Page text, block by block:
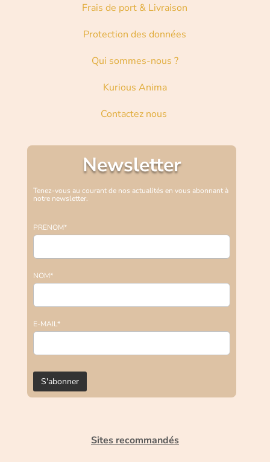
Frais de port & Livraison
Protection des données
Qui sommes-nous ?
Kurious Anima
Contactez nous
Newsletter
Tenez-vous au courant de nos actualités en vous abonnant à
notre newsletter.
PRENOM*
NOM*
E-MAIL*
Sites recommandés